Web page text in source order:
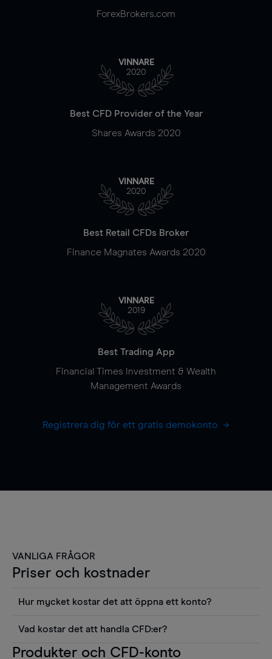
ForexBrokers.com
VINNARE
2020
Best CFD Provider of the Year
Shares Awards 2020
VINNARE
2020
Best Retail CFDs Broker
Finance Magnates Awards 2020
VINNARE
2019
Best Trading App
Financial Times Investment & Wealth
Management Awards
Registrera dig för ett gratis demokonto
VANLIGA FRÅGOR
Priser och kostnader
Hur mycket kostar det att öppna ett konto?
använda sådana verktyg som diagram, Reuters
Vad kostar det att handla CFD:er?
Det är en rad kostnader att tänka på när man
Produkter och CFD-konto